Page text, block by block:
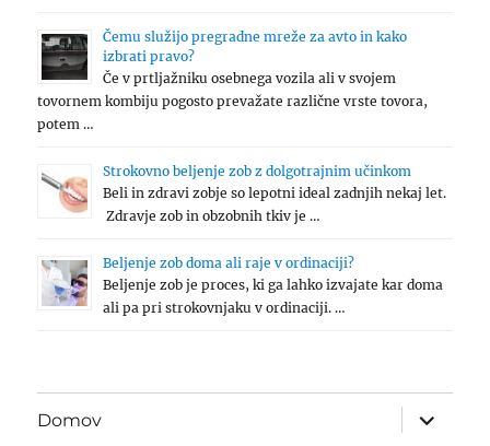
Čemu služijo pregradne mreže za avto in kako
izbrati pravo?
Če v prtljažniku osebnega vozila ali v svojem
tovornem kombiju pogosto prevažate različne vrste tovora,
potem …
Strokovno beljenje zob z dolgotrajnim učinkom
Beli in zdravi zobje so lepotni ideal zadnjih nekaj let.
Zdravje zob in obzobnih tkiv je …
Beljenje zob doma ali raje v ordinaciji?
Beljenje zob je proces, ki ga lahko izvajate kar doma
ali pa pri strokovnjaku v ordinaciji. …
Domov
expand
child